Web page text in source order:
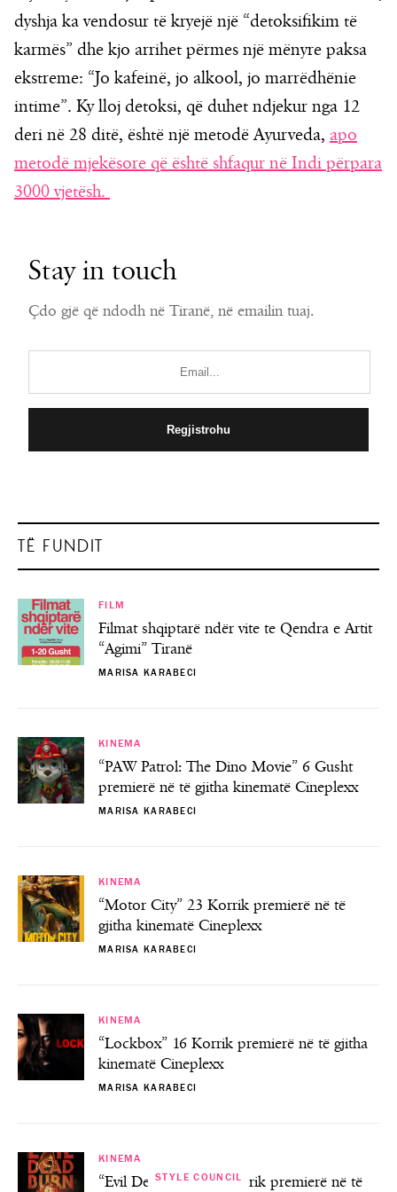
dyshja ka vendosur të kryejë një “detoksifikim të
karmës” dhe kjo arrihet përmes një mënyre paksa
ekstreme: “Jo kafeinë, jo alkool, jo marrëdhënie
intime”. Ky lloj detoksi, që duhet ndjekur nga 12
deri në 28 ditë, është një metodë Ayurveda, apo
metodë mjekësore që është shfaqur në Indi përpara
3000 vjetësh.
Stay in touch
Çdo gjë që ndodh në Tiranë, në emailin tuaj.
TË FUNDIT
FILM
Filmat shqiptarë ndër vite te Qendra e Artit
“Agimi” Tiranë
MARISA KARABECI
KINEMA
“PAW Patrol: The Dino Movie” 6 Gusht
premierë në të gjitha kinematë Cineplexx
MARISA KARABECI
KINEMA
“Motor City” 23 Korrik premierë në të
gjitha kinematë Cineplexx
MARISA KARABECI
KINEMA
“Lockbox” 16 Korrik premierë në të gjitha
kinematë Cineplexx
MARISA KARABECI
KINEMA
“Evil Dead Burn” 9 Korrik premierë në të
STYLE COUNCIL